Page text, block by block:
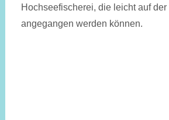
Hochseefischerei, die leicht auf der
angegangen werden können.